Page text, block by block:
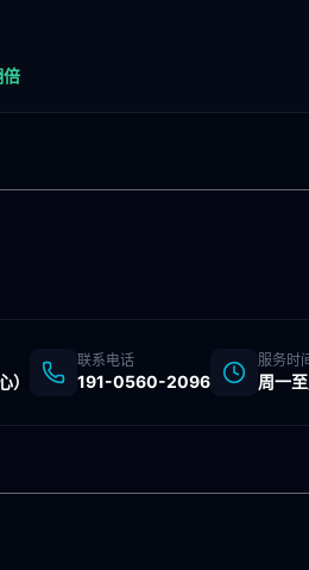
）
联系电话
191-0560-2096
服务时
周一